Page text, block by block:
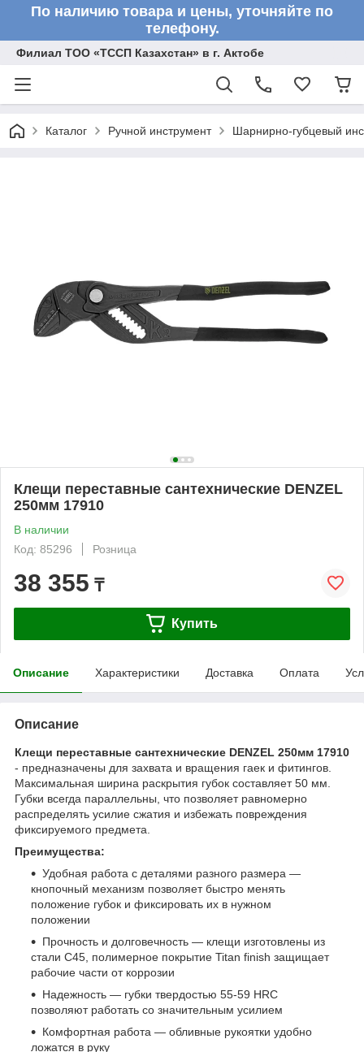
По наличию товара и цены, уточняйте по
телефону.
Филиал ТОО «ТССП Казахстан» в г. Актобе
Каталог Ручной инструмент Шарнирно-губцевый
Клещи переставные сантехнические DENZEL
250мм 17910
В наличии
Код: 85296
Розница
38 355 ₸
Купить
Описание Характеристики Доставка Оплата
Описание
Клещи переставные сантехнические DENZEL 250мм 17910
- предназначены для захвата и вращения гаек и фитингов.
Максимальная ширина раскрытия губок составляет 50 мм.
Губки всегда параллельны, что позволяет равномерно
распределять усилие сжатия и избежать повреждения
фиксируемого предмета.
Преимущества:
Удобная работа с деталями разного размера —
кнопочный механизм позволяет быстро менять
положение губок и фиксировать их в нужном
положении
Прочность и долговечность — клещи изготовлены из
стали C45, полимерное покрытие Titan finish защищает
рабочие части от коррозии
Надежность — губки твердостью 55-59 HRC
позволяют работать со значительным усилием
Комфортная работа — обливные рукоятки удобно
ложатся в руку